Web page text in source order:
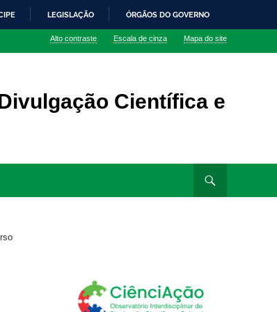
LEGISLAÇÃO ÓRGÃOS DO GOVERNO
Alto contraste Escala de cinza Mapa do site
Científica e